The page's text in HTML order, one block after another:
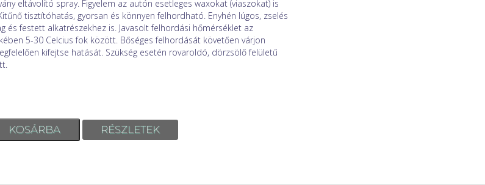
eltávolító spray. Figyelem az autón esetleges waxokat (viaszokat) is
tisztítóhatás, gyorsan és könnyen felhordható. Enyhén lúgos, zselés
és festett alkatrészekhez is. Javasolt felhordási hőmérséklet az
5-30 Celcius fok között. Bőséges felhordását követően várjon
kifejtse hatását. Szükség esetén rovaroldó, dörzsölő felületű
RÉSZLETEK